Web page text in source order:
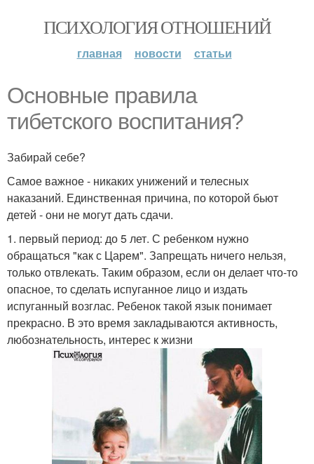
ПСИХОЛОГИЯ ОТНОШЕНИЙ
главная новости статьи
Основные правила
тибетского воспитания?
Забирай себе?
Самое важное - никаких унижений и телесных
наказаний. Единственная причина, по которой бьют
детей - они не могут дать сдачи.
1. первый период: до 5 лет. С ребенком нужно
обращаться "как с Царем". Запрещать ничего нельзя,
только отвлекать. Таким образом, если он делает что-то
опасное, то сделать испуганное лицо и издать
испуганный возглас. Ребенок такой язык понимает
прекрасно. В это время закладываются активность,
любознательность, интерес к жизни